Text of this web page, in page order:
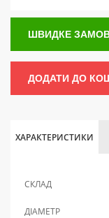
ШВИДКЕ
ДОДАТИ ДО
ХАРАКТЕРИСТИКИ
СКЛАД
ДІАМЕТР